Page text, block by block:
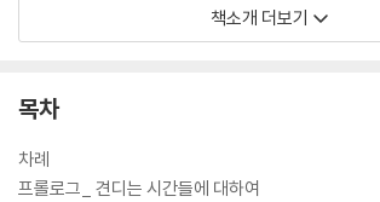
실수는 쌓여서 경험이 되었고, 자신감은 힘이 됐지만
미칠 듯이 화났던 순간도, 넘칠 듯이 행복했던 순간도
그러니 하루하루 내게 일어나는 일에 너무 힘들어하
모든 일 앞에서 작아지지 말아야지.
책소개 더보기
목차
차례
프롤로그_ 견디는 시간들에 대하여